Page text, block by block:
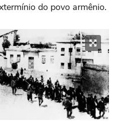
do povo armênio.